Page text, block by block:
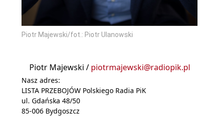
Piotr Majewski/fot.: Piotr Ulanowski
Piotr Majewski / piotrmajewski@radiopik.pl
Nasz adres:
LISTA PRZEBOJÓW Polskiego Radia PiK
ul. Gdańska 48/50
85-006 Bydgoszcz